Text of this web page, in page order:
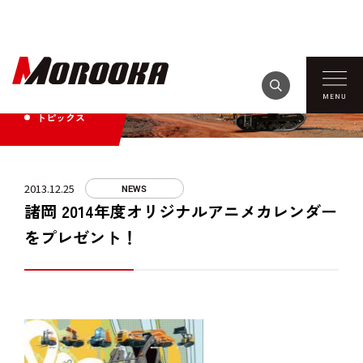
トピックス
2013.12.25 NEWS
諸岡 2014年度オリジナルアニメカレンダー
をプレゼント！